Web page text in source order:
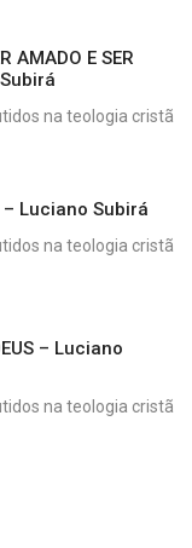
AMADO E SER
na teologia cristã
– Luciano Subirá
na teologia cristã
– Luciano
na teologia cristã